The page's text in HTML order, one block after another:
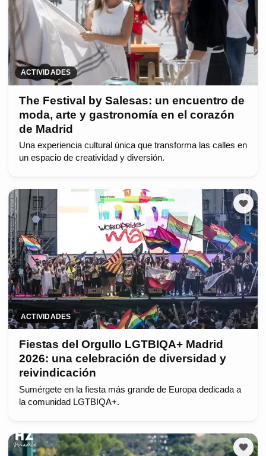
ACTIVIDADES
The Festival by Salesas: un encuentro de
moda, arte y gastronomía en el corazón
de Madrid
Una experiencia cultural única que transforma las calles en
un espacio de creatividad y diversión.
ACTIVIDADES
Fiestas del Orgullo LGTBIQA+ Madrid
2026: una celebración de diversidad y
reivindicación
Sumérgete en la fiesta más grande de Europa dedicada a
la comunidad LGTBIQA+.